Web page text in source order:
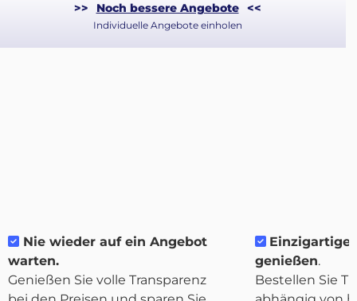
Über
Quicargo
>> Noch bessere Angebote <<
Individuelle Angebote einholen
Nie wieder auf ein Angebot
warten.
Genießen Sie volle Transparenz
Einzigartige
genießen.
Bestellen Sie